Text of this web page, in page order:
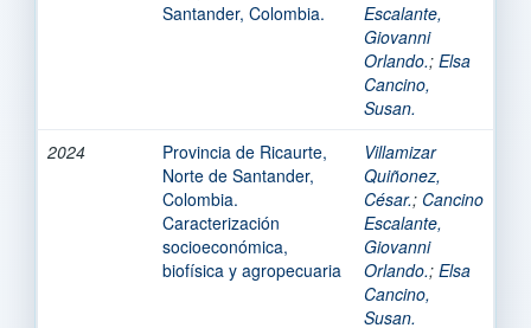
Santander, Colombia.
Escalante,
Giovanni
Orlando.; Elsa
Cancino,
Susan.
2024
Provincia de Ricaurte,
Norte de Santander,
Colombia.
Caracterización
socioeconómica,
biofísica y agropecuaria
Villamizar
Quiñonez,
César.; Cancino
Escalante,
Giovanni
Orlando.; Elsa
Cancino,
Susan.